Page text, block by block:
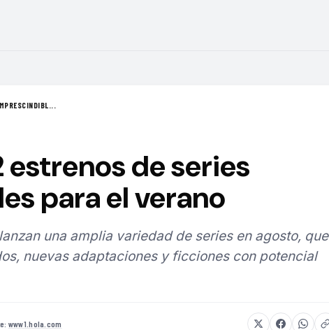
estrenos de series
para el verano
una amplia variedad de series en agosto, que
nuevas adaptaciones y ficciones con potencial
www1.hola.com